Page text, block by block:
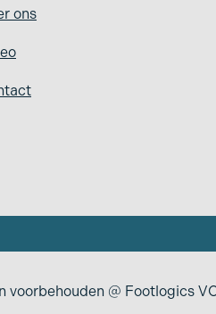
ons
voorbehouden @ Footlogics